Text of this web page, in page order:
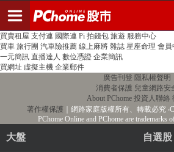
PChome首頁 線上購物 24h購物 書店
買賣租屋 支付連 國際連 Pi 拍錢包 旅遊 服務中心
買車 旅行團 汽車險推薦 線上麻將 雜誌 星座命理 會員
一元簡訊 直播達人 數位憑證 企業簡訊
買網址 虛擬主機 企業郵件
廣告刊登 隱私權聲明
消費者保護 兒童網路安
About PChome 投資人聯絡
著作權保護 ｜網路家庭版權所有、轉載必究
PChome Online and PChome are trademarks
大盤 自選股